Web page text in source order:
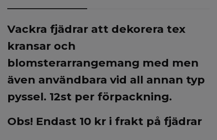
Vackra fjädrar att dekorera tex
kransar och
blomsterarrangemang med men
även användbara vid all annan typ
pyssel. 12st per förpackning.
Obs! Endast 10 kr i frakt på fjädrar